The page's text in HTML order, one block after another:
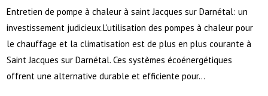
Entretien de pompe à chaleur à saint Jacques sur Darnétal: un
investissement judicieux.L'utilisation des pompes à chaleur pour
le chauffage et la climatisation est de plus en plus courante à
Saint Jacques sur Darnétal. Ces systèmes écoénergétiques
offrent une alternative durable et efficiente pour...